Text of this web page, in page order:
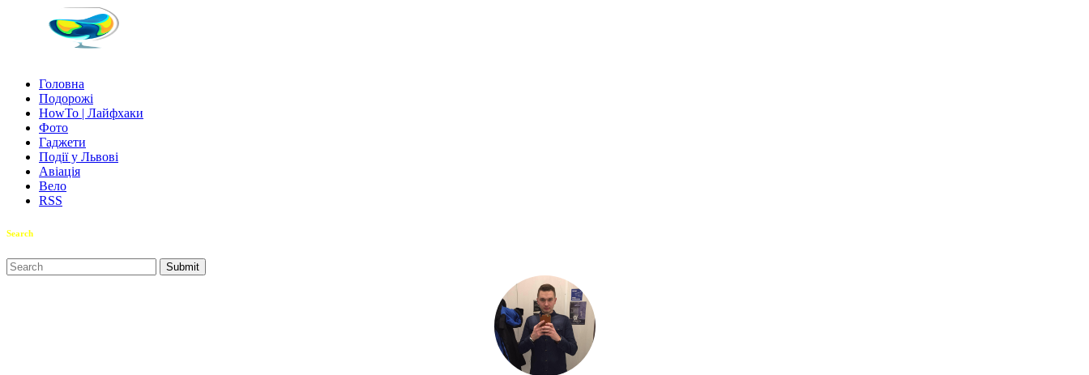
Головна
Подорожі
HowTo | Лайфхаки
Фото
Гаджети
Події у Львові
Авіація
Вело
RSS
Search